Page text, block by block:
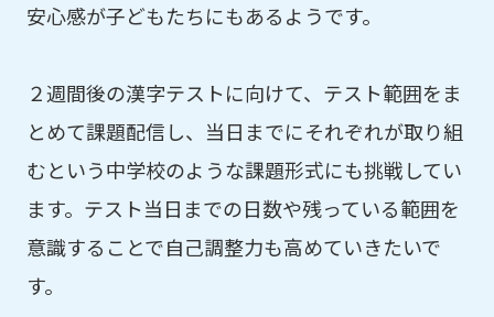
安心感が子どもたちにもあるようです。
２週間後の漢字テストに向けて、テスト範囲をま
とめて課題配信し、当日までにそれぞれが取り組
むという中学校のような課題形式にも挑戦してい
ます。テスト当日までの日数や残っている範囲を
意識することで自己調整力も高めていきたいで
す。